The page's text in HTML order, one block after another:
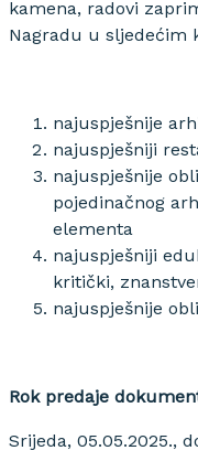
kamena, radovi
Nagradu u sljedećim
najuspješnije
najuspješniji
najuspješnije
pojedinačnog
elementa
najuspješniji
kritički,
najuspješnije
Rok predaje
Srijeda, 05.05.2025.,